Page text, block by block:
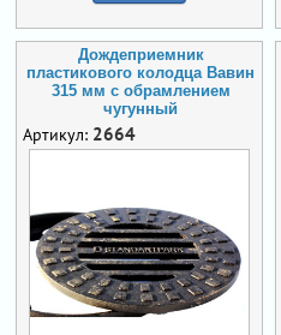
Дождеприемник
пластикового колодца Вавин
315 мм с обрамлением
чугунный
Артикул: 2664